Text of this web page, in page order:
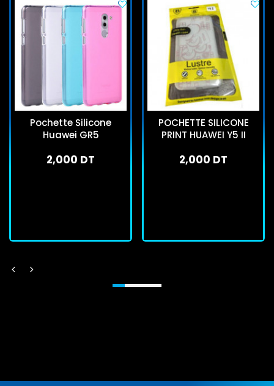
Pochette Silicone
Huawei GR5
2,000 DT
POCHETTE SILICONE
PRINT HUAWEI Y5 II
2,000 DT